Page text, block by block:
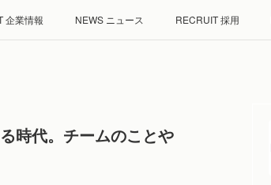
企業情報 NEWS ニュース RECRUIT 採用
時代。チームのことや